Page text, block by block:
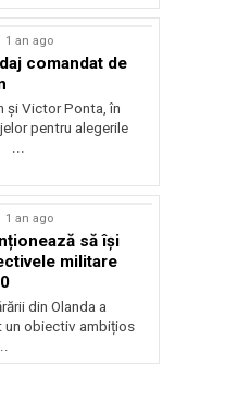
1 an ago
comandat de
și Victor Ponta, în
pentru alegerile
...
1 an ago
să își
militare
din Olanda a
un obiectiv ambițios